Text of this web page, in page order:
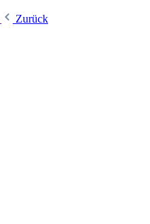
Zurück